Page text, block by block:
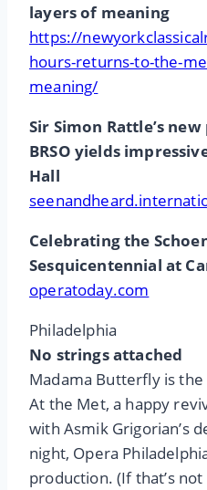
layers of meaning
https://
hours-returns-to-the-
meaning/
Sir Simon Rattle’s
BRSO yields
Hall
Celebrating the
Sesquicentennial at
operatoday.com
Philadelphia
No strings attached
Madama Butterfly is
At the Met, a happy
with Asmik Grigorian’s
night, Opera
production. (If that’s